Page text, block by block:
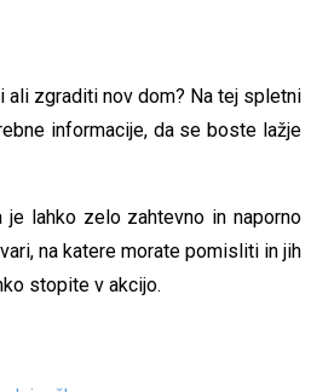
ali zgraditi nov dom? Na tej spletni
informacije, da se boste lažje
je lahko zelo zahtevno in naporno
na katere morate pomisliti in jih
stopite v akcijo.